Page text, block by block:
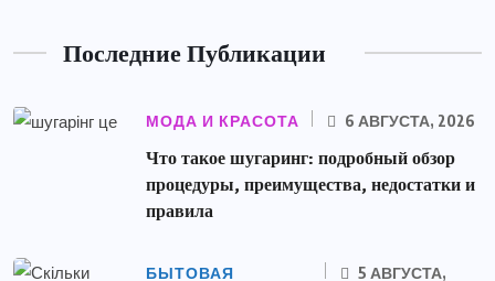
Последние Публикации
МОДА И КРАСОТА 6 АВГУСТА, 2026
Что такое шугаринг: подробный обзор
процедуры, преимущества, недостатки и
правила
БЫТОВАЯ 5 АВГУСТА,